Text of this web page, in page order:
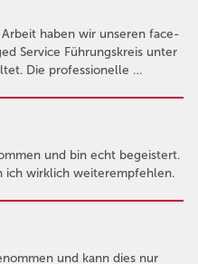
haben wir unseren face-
Service Führungskreis unter
Die professionelle …
und bin echt begeistert.
ich wirklich weiterempfehlen.
und kann dies nur